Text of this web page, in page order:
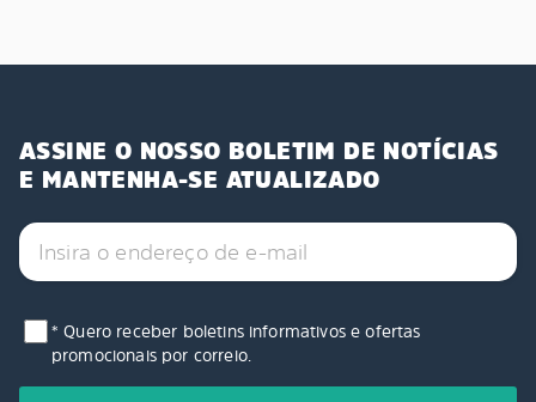
ASSINE O NOSSO BOLETIM DE NOTÍCIAS
E MANTENHA-SE ATUALIZADO
* Quero receber boletins informativos e ofertas
promocionais por correio.